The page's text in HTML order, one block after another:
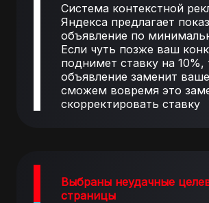
Система контекстной
Яндекса предлагает
объявление по
Если чуть позже ваш
поднимет ставку на 10%,
объявление заменит
сможем вовремя это
скорректировать ставку
Выбраны неудачные
страницы